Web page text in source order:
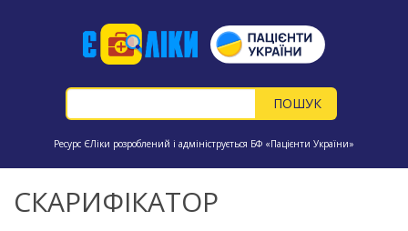
Ресурс ЄЛіки розроблений і адмініструється БФ «Пацієнти України»
СКАРИФІКАТОР